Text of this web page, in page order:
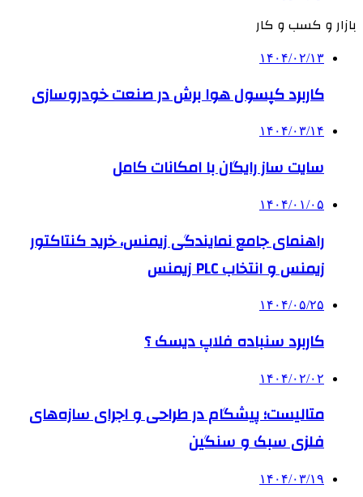
بازار و کسب و کار
۱۴۰۴/۰۲/۱۳
کاربرد کپسول هوا برش در صنعت خودروسازی
۱۴۰۴/۰۳/۱۴
سایت ساز رایگان با امکانات کامل
۱۴۰۴/۰۱/۰۵
راهنمای جامع نمایندگی زیمنس، خرید کنتاکتور
زیمنس و انتخاب PLC زیمنس
۱۴۰۴/۰۵/۲۵
کاربرد سنباده فلاپ دیسک ؟
۱۴۰۴/۰۲/۰۲
متالیست؛ پیشگام در طراحی و اجرای سازه‌های
فلزی سبک و سنگین
۱۴۰۴/۰۳/۱۹